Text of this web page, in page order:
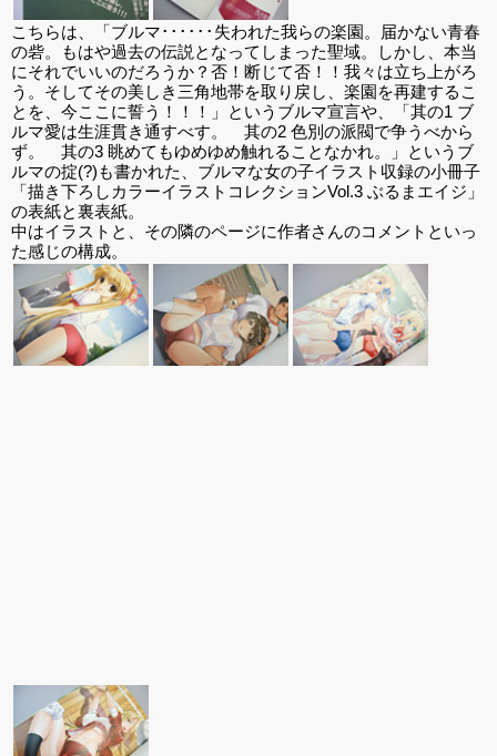
こちらは、「ブルマ･･････失われた我らの楽園。届かない青春
の砦。もはや過去の伝説となってしまった聖域。しかし、本当
にそれでいいのだろうか？否！断じて否！！我々は立ち上がろ
う。そしてその美しき三角地帯を取り戻し、楽園を再建するこ
とを、今ここに誓う！！！」というブルマ宣言や、「其の1 ブ
ルマ愛は生涯貫き通すべす。 其の2 色別の派閥で争うべから
ず。 其の3 眺めてもゆめゆめ触れることなかれ。」というブ
ルマの掟(?)も書かれた、ブルマな女の子イラスト収録の小冊子
「描き下ろしカラーイラストコレクションVol.3 ぶるまエイジ」
の表紙と裏表紙。
中はイラストと、その隣のページに作者さんのコメントといっ
た感じの構成。